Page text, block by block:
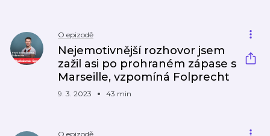
O epizodě
Nejemotivnější rozhovor jsem
zažil asi po prohraném zápase s
Marseille, vzpomíná Folprecht
9. 3. 2023 43 min
O epizodě